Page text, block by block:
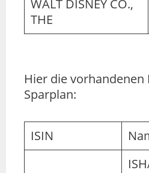
WALT DISNEY CO.,
THE
Hier die vorhandenen
Sparplan:
ISIN